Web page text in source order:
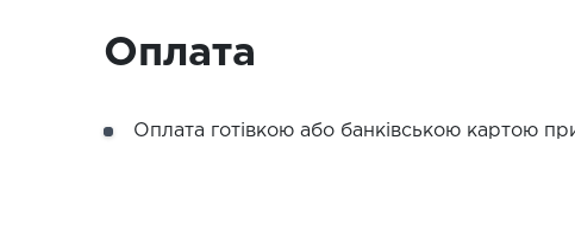
Оплата
Оплата готівкою або банківською картою